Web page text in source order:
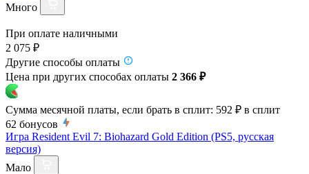
Много
При оплате наличными
2 075 ₽
Другие способы оплаты
Цена при других способах оплаты 2 366 ₽
Сумма месячной платы, если брать в сплит: 592 ₽ в сплит
62 бонусов
Игра Resident Evil 7: Biohazard Gold Edition (PS5, русская
версия)
Мало